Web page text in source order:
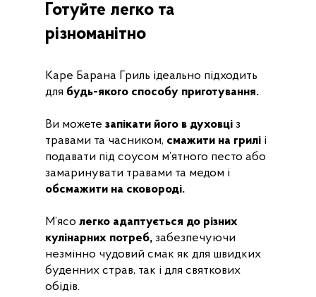
Каре Барана Гриль ідеально підходить
для будь-якого способу приготування.
Ви можете запікати його в духовці з
травами та часником, смажити на грилі і
подавати під соусом м’ятного песто або
замаринувати травами та медом і
обсмажити на сковороді.
М’ясо легко адаптується до різних
кулінарних потреб, забезпечуючи
незмінно чудовий смак як для швидких
буденних страв, так і для святкових
обідів.
Готуйте легко та
різноманітно